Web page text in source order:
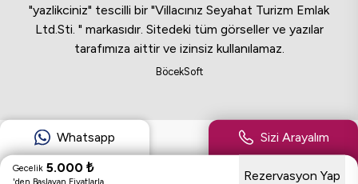
"yazlikciniz" tescilli bir "Villacınız Seyahat Turizm Emlak
Ltd.Sti. " markasıdır. Sitedeki tüm görseller ve yazılar
tarafımıza aittir ve izinsiz kullanılamaz.
BöcekSoft
Whatsapp Sizi Arayalım
Gecelik 5.000 ₺
Rezervasyon Yap